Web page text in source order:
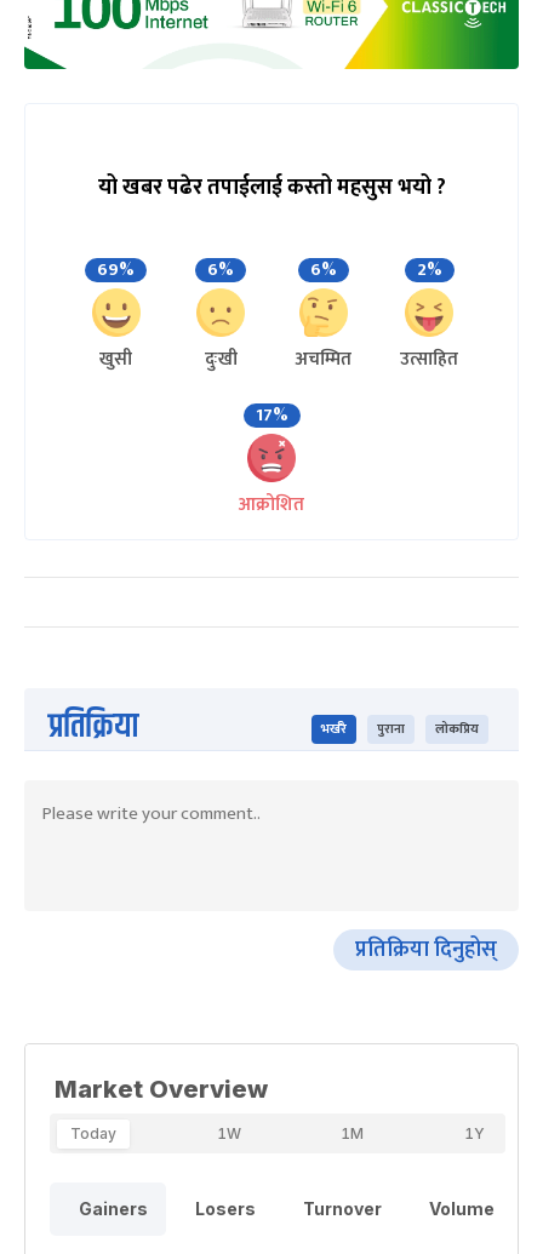
यो खबर पढेर तपाईलाई कस्तो महसुस भयो ?
69%
खुसी
6%
दुःखी
6%
अचम्मित
2%
उत्साहित
17%
आक्रोशित
प्रतिक्रिया भर्खरै पुराना लोकप्रिय
प्रतिक्रिया दिनुहोस्